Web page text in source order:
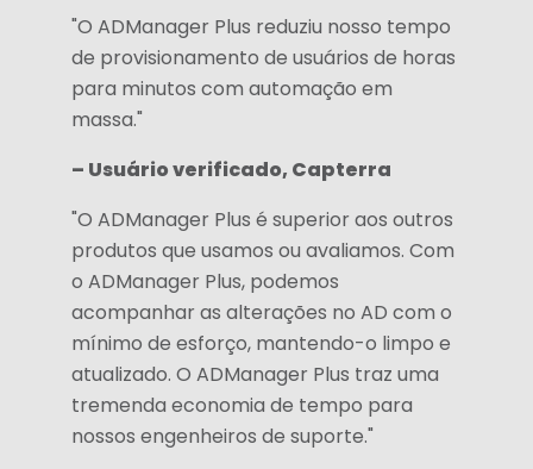
"O ADManager Plus reduziu nosso tempo
de provisionamento de usuários de horas
para minutos com automação em
massa."
– Usuário verificado, Capterra
"O ADManager Plus é superior aos outros
produtos que usamos ou avaliamos. Com
o ADManager Plus, podemos
acompanhar as alterações no AD com o
mínimo de esforço, mantendo-o limpo e
atualizado. O ADManager Plus traz uma
tremenda economia de tempo para
nossos engenheiros de suporte."